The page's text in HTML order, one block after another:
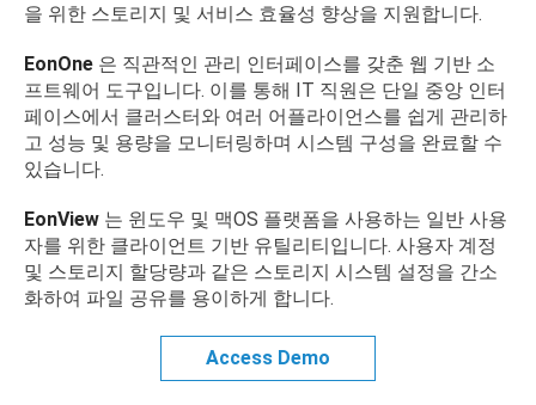
을 위한 스토리지 및 서비스 효율성 향상을 지원합니다.
EonOne 은 직관적인 관리 인터페이스를 갖춘 웹 기반 소
프트웨어 도구입니다. 이를 통해 IT 직원은 단일 중앙 인터
페이스에서 클러스터와 여러 어플라이언스를 쉽게 관리하
고 성능 및 용량을 모니터링하며 시스템 구성을 완료할 수
있습니다.
EonView 는 윈도우 및 맥OS 플랫폼을 사용하는 일반 사용
자를 위한 클라이언트 기반 유틸리티입니다. 사용자 계정
및 스토리지 할당량과 같은 스토리지 시스템 설정을 간소
화하여 파일 공유를 용이하게 합니다.
Access Demo